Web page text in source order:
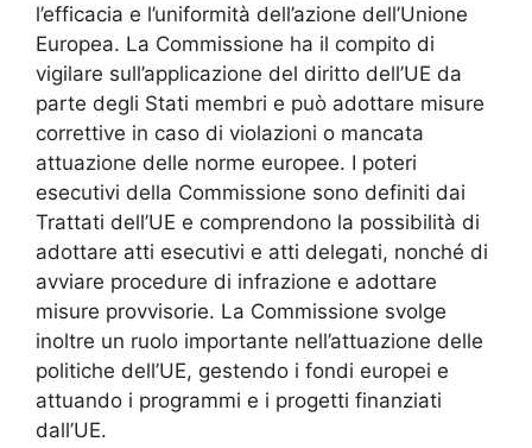
l’efficacia e l’uniformità dell’azione dell’Unione
Europea. La Commissione ha il compito di
vigilare sull’applicazione del diritto dell’UE da
parte degli Stati membri e può adottare misure
correttive in caso di violazioni o mancata
attuazione delle norme europee. I poteri
esecutivi della Commissione sono definiti dai
Trattati dell’UE e comprendono la possibilità di
adottare atti esecutivi e atti delegati, nonché di
avviare procedure di infrazione e adottare
misure provvisorie. La Commissione svolge
inoltre un ruolo importante nell’attuazione delle
politiche dell’UE, gestendo i fondi europei e
attuando i programmi e i progetti finanziati
dall’UE.